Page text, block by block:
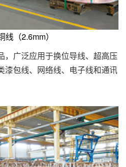
线（2.6mm）
，广泛应用于换位导线、超高压
漆包线、网络线、电子线和通讯